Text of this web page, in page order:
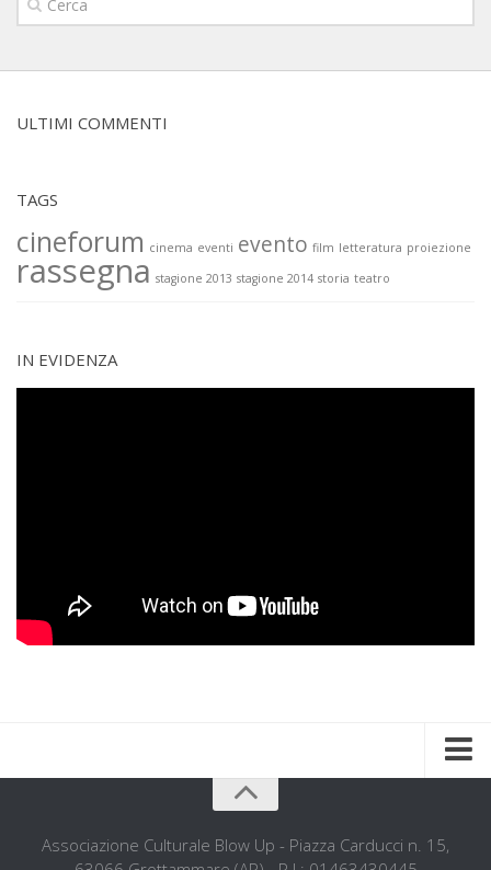
ULTIMI COMMENTI
TAGS
cineforum cinema eventi evento film letteratura proiezione
rassegna stagione 2013 stagione 2014 storia teatro
IN EVIDENZA
Chi siamo
Associazione Culturale Blow Up - Piazza Carducci n. 15,